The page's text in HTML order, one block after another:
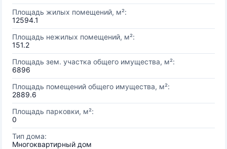
Площадь жилых помещений, м²:
12594.1
Площадь нежилых помещений, м²:
151.2
Площадь зем. участка общего имущества, м²:
6896
Площадь помещений общего имущества, м²:
2889.6
Площадь парковки, м²:
0
Тип дома:
Многоквартирный дом